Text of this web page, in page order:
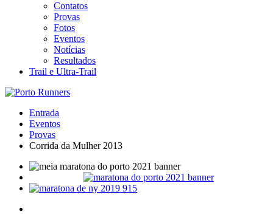
Contatos
Provas
Fotos
Eventos
Notícias
Resultados
Trail e Ultra-Trail
Entrada
Eventos
Provas
Corrida da Mulher 2013